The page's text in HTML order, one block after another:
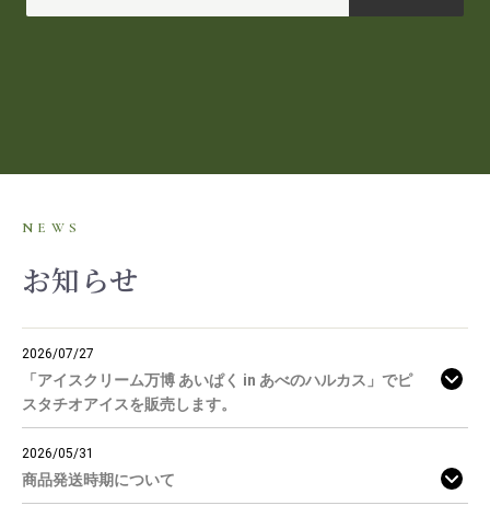
NEWS
お知らせ
2026/07/27
「アイスクリーム万博 あいぱく in あべのハルカス」でピ
スタチオアイスを販売します。
2026/05/31
商品発送時期について